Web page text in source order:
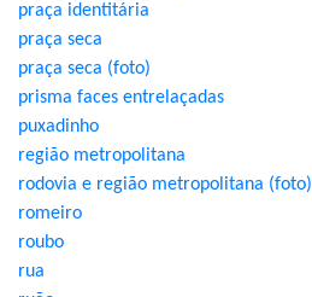
praça identitária
praça seca
praça seca (foto)
prisma faces entrelaçadas
puxadinho
região metropolitana
rodovia e região metropolitana (foto)
romeiro
roubo
rua